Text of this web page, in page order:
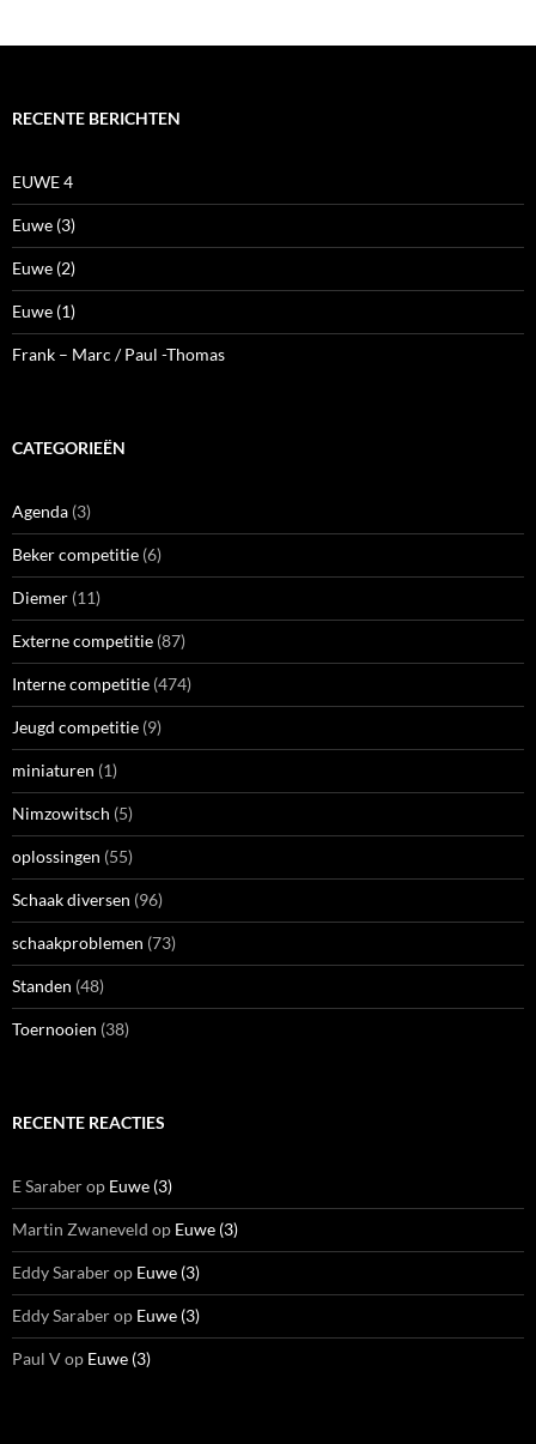
RECENTE BERICHTEN
EUWE 4
Euwe (3)
Euwe (2)
Euwe (1)
Frank – Marc / Paul -Thomas
CATEGORIEËN
Agenda (3)
Beker competitie (6)
Diemer (11)
Externe competitie (87)
Interne competitie (474)
Jeugd competitie (9)
miniaturen (1)
Nimzowitsch (5)
oplossingen (55)
Schaak diversen (96)
schaakproblemen (73)
Standen (48)
Toernooien (38)
RECENTE REACTIES
E Saraberop Euwe (3)
Martin Zwaneveld op Euwe (3)
Eddy Saraberop Euwe (3)
Eddy Saraberop Euwe (3)
Paul Vop Euwe (3)